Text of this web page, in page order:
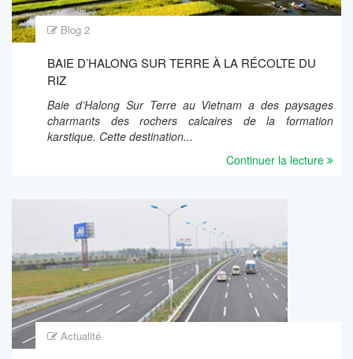
Blog 2
BAIE D’HALONG SUR TERRE À LA RÉCOLTE DU
RIZ
Baie d’Halong Sur Terre au Vietnam a des paysages
charmants des rochers calcaires de la formation
karstique. Cette destination...
Continuer la lecture
Actualité